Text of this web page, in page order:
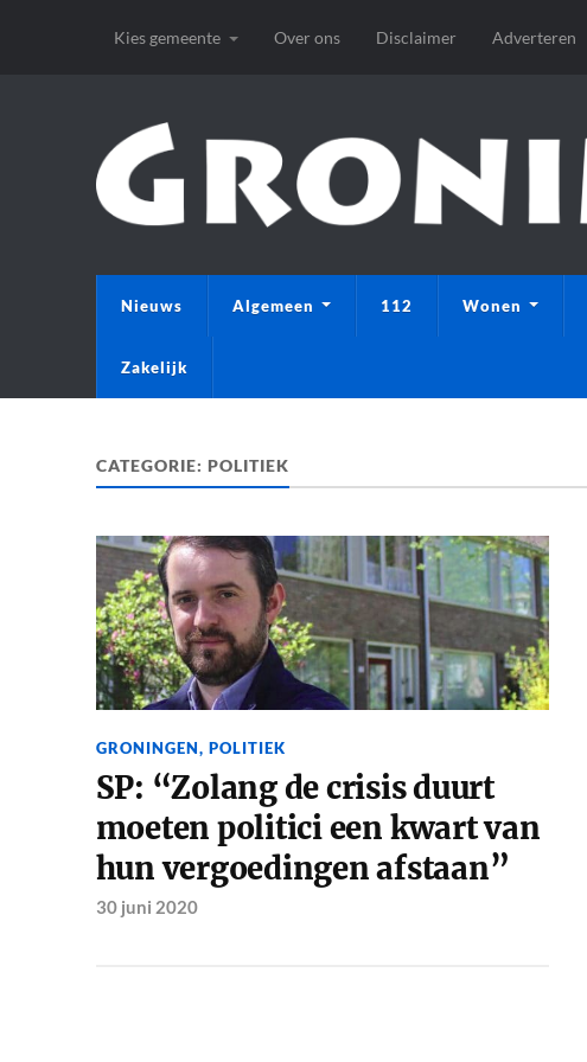
Kies gemeente Over ons Disclaimer Adverteren
Nieuws Algemeen 112 Wonen
Zakelijk
CATEGORIE: POLITIEK
GRONINGEN, POLITIEK
SP: “Zolang de crisis duurt
moeten politici een kwart van
hun vergoedingen afstaan”
30 juni 2020